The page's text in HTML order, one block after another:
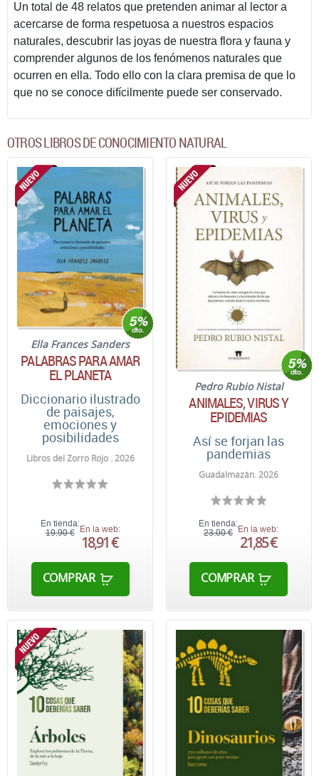
Un total de 48 relatos que pretenden animar al lector a
acercarse de forma respetuosa a nuestros espacios
naturales, descubrir las joyas de nuestra flora y fauna y
comprender algunos de los fenómenos naturales que
ocurren en ella. Todo ello con la clara premisa de que lo
que no se conoce difícilmente puede ser conservado.
OTROS LIBROS DE CONOCIMIENTO NATURAL
Ella Frances Sanders
PALABRAS PARA AMAR
EL PLANETA
Diccionario ilustrado
de paisajes,
emociones y
posibilidades
Libros del Zorro Rojo . 2026
En tienda:
19,90 € En la web:
18,91 €
COMPRAR
Pedro Rubio Nistal
ANIMALES, VIRUS Y
EPIDEMIAS
Así se forjan las
pandemias
Guadalmazán. 2026
En tienda:
23,00 €
En la web:
21,85 €
COMPRAR